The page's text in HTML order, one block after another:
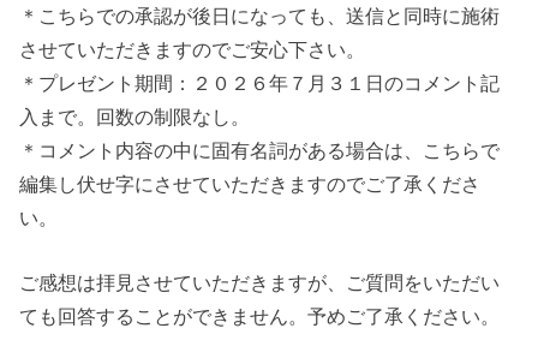
＊こちらでの承認が後日になっても、送信と同時に施術
させていただきますのでご安心下さい。
＊プレゼント期間：２０２６年７月３１日のコメント記
入まで。回数の制限なし。
＊コメント内容の中に固有名詞がある場合は、こちらで
編集し伏せ字にさせていただきますのでご了承くださ
い。
ご感想は拝見させていただきますが、ご質問をいただい
ても回答することができません。予めご了承ください。